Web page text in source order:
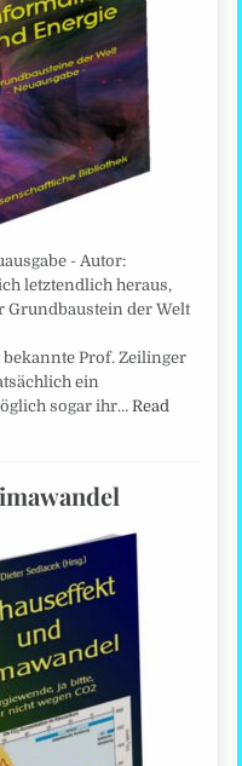
- Autor:
letztendlich heraus,
der Welt
Prof. Zeilinger
ein
sogar ihr…Read